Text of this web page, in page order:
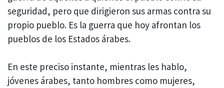
seguridad, pero que dirigieron sus armas contra su
propio pueblo. Es la guerra que hoy afrontan los
pueblos de los Estados árabes.
En este preciso instante, mientras les hablo,
jóvenes árabes, tanto hombres como mujeres,